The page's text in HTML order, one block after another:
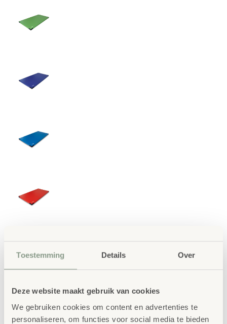
Toestemming Details Over
Deze website maakt gebruik van cookies
We gebruiken cookies om content en advertenties te
personaliseren, om functies voor social media te bieden